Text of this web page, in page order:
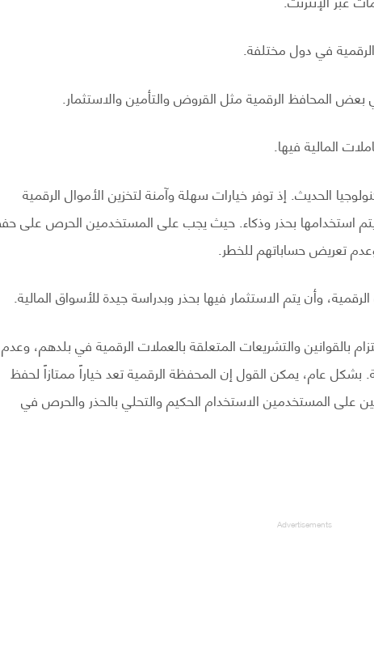
في دول مختلفة.
الحديث. إذ توفر خيارات سهلة وآمنة لتخزين الأموال الرقمية
استخدامها بحذر وذكاء. حيث يجب على المستخدمين الحرص على
تعريض حساباتهم للخطر.
وأن يتم الاستثمار فيها بحذر وبدراسة جيدة للأسواق المالية.
بالقوانين والتشريعات المتعلقة بالعملات الرقمية في بلدهم، وعدم
عام، يمكن القول إن المحفظة الرقمية تعد خياراً ممتازاً لحفظ
على المستخدمين الاستخدام الحكيم والتحلي بالحذر والحرص في
Advertisements